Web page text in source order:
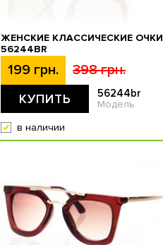
ЖЕНСКИЕ КЛАССИЧЕСКИЕ ОЧКИ
56244BR
199 грн. 398 грн.
КУПИТЬ 56244br
Модель
в наличии